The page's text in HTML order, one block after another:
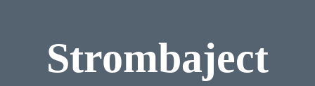
Strombaject